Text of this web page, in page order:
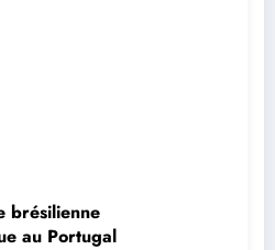
brésilienne
au Portugal